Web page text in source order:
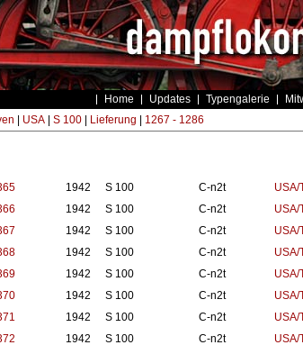
Home Updates Typengalerie
USA| S 100| Lieferung 1267 - 1286
1942 S 100 C-n2t
USA/
1942 S 100 C-n2t
USA/
1942 S 100 C-n2t
USA/
1942 S 100 C-n2t
USA/
1942 S 100 C-n2t
USA/
1942 S 100 C-n2t
USA/
1942 S 100 C-n2t
USA/
1942 S 100 C-n2t
USA/